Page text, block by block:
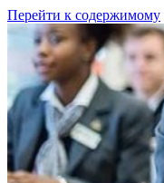
Перейти к содержимому